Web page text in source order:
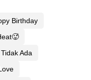
Birthday
Ada